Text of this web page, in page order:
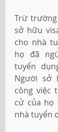
Trừ
sở hữu
cho nhà
họ đã
tuyển
Người sở
công việc
cử của họ
nhà tuyển